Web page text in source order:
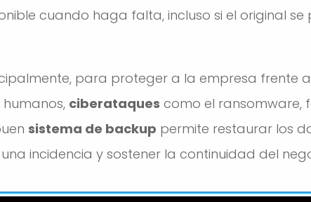
cuando haga falta, incluso si el original se
para proteger a la empresa frente a
humanos, ciberataques como el ransomware,
sistema de backup permite restaurar los
incidencia y sostener la continuidad del